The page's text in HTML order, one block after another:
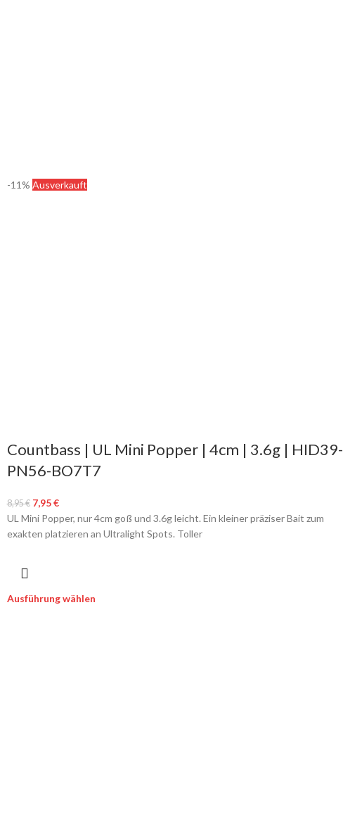
-11% Ausverkauft
Countbass | UL Mini Popper | 4cm | 3.6g | HID39-
PN56-BO7T7
8,95€ 7,95€
UL Mini Popper, nur 4cm goß und 3.6g leicht. Ein kleiner präziser Bait zum
exakten platzieren an Ultralight Spots. Toller
Ausführung wählen